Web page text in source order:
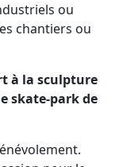
ou
chantiers ou
à la sculpture
skate-park de